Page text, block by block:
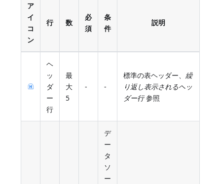
ア
イ
コ
ン
行 数
必
須
条
件
説明
ヘ
ッ
ダ
ー
行
最
大
5
- -
標準の表ヘッダー、 繰
り返し表示されるヘッ
ダー行参照
デ
ー
タ
ソ
ー